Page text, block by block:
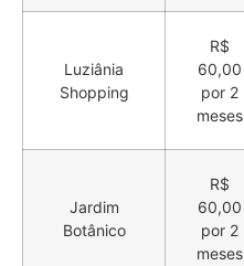
Luziânia
Shopping
R$
60,00
por 2
meses
Jardim
Botânico
R$
60,00
por 2
meses